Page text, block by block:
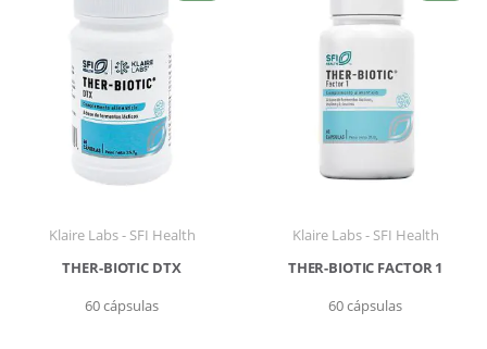
Klaire Labs - SFI Health
THER-BIOTIC DTX
60 cápsulas
Klaire Labs - SFI Health
THER-BIOTIC FACTOR 1
60 cápsulas